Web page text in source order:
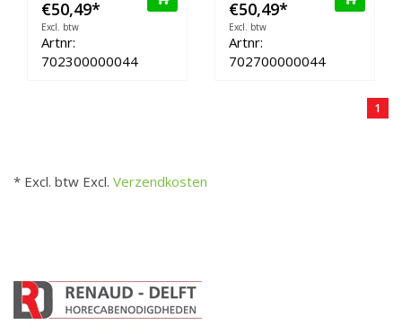
€50,49*
Excl. btw
Artnr:
702300000044
€50,49*
Excl. btw
Artnr:
702700000044
1
* Excl. btw Excl. Verzendkosten